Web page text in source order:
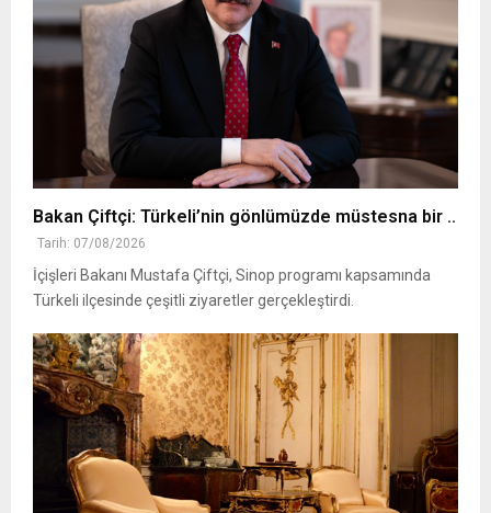
Bakan Çiftçi: Türkeli’nin gönlümüzde müstesna bir ..
Tarih: 07/08/2026
İçişleri Bakanı Mustafa Çiftçi, Sinop programı kapsamında
Türkeli ilçesinde çeşitli ziyaretler gerçekleştirdi.